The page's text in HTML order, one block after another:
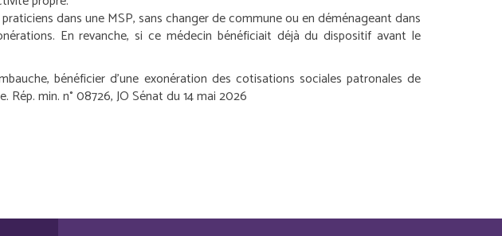
dans une MSP, sans changer de commune ou en déménageant dans
En revanche, si ce médecin bénéficiait déjà du dispositif avant le
bénéficier d’une exonération des cotisations sociales patronales de
Rép. min. n° 08726, JO Sénat du 14 mai 2026